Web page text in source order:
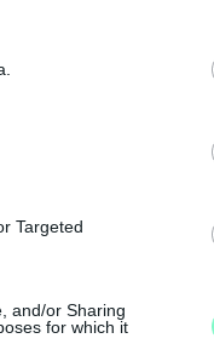
Targeted
and/or Sharing
for which it
vettek.